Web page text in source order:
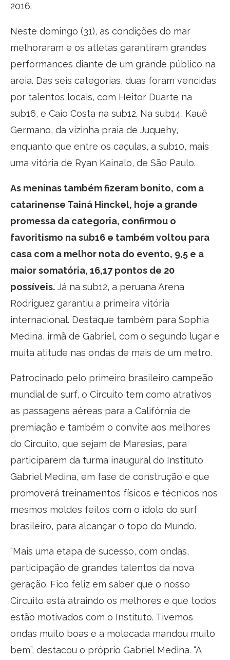
2016.
Neste domingo (31), as condições do mar
melhoraram e os atletas garantiram grandes
performances diante de um grande público na
areia. Das seis categorias, duas foram vencidas
por talentos locais, com Heitor Duarte na
sub16, e Caio Costa na sub12. Na sub14, Kauê
Germano, da vizinha praia de Juquehy,
enquanto que entre os caçulas, a sub10, mais
uma vitória de Ryan Kainalo, de São Paulo.
As meninas também fizeram bonito, com a
catarinense Tainá Hinckel, hoje a grande
promessa da categoria, confirmou o
favoritismo na sub16 e também voltou para
casa com a melhor nota do evento, 9,5 e a
maior somatória, 16,17 pontos de 20
possíveis. Já na sub12, a peruana Arena
Rodriguez garantiu a primeira vitória
internacional. Destaque também para Sophia
Medina, irmã de Gabriel, com o segundo lugar e
muita atitude nas ondas de mais de um metro.
Patrocinado pelo primeiro brasileiro campeão
mundial de surf, o Circuito tem como atrativos
as passagens aéreas para a Califórnia de
premiação e também o convite aos melhores
do Circuito, que sejam de Maresias, para
participarem da turma inaugural do Instituto
Gabriel Medina, em fase de construção e que
promoverá treinamentos físicos e técnicos nos
mesmos moldes feitos com o ídolo do surf
brasileiro, para alcançar o topo do Mundo.
“Mais uma etapa de sucesso, com ondas,
participação de grandes talentos da nova
geração. Fico feliz em saber que o nosso
Circuito está atraindo os melhores e que todos
estão motivados com o Instituto. Tivemos
ondas muito boas e a molecada mandou muito
bem”, destacou o próprio Gabriel Medina. “A